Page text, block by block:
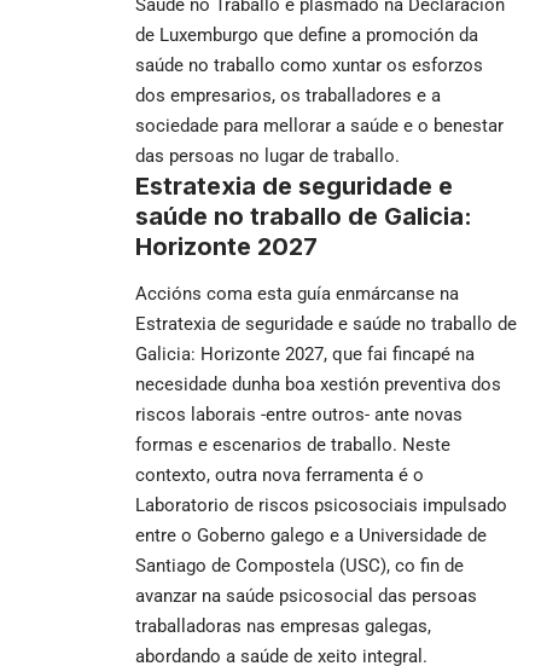
de Luxemburgo que define a promoción da
saúde no traballo como xuntar os esforzos
dos empresarios, os traballadores e a
sociedade para mellorar a saúde e o benestar
das persoas no lugar de traballo.
Estratexia de seguridade e
saúde no traballo de Galicia:
Horizonte 2027
Accións coma esta guía enmárcanse na
Estratexia de seguridade e saúde no traballo de
Galicia: Horizonte 2027, que fai fincapé na
necesidade dunha boa xestión preventiva dos
riscos laborais -entre outros- ante novas
formas e escenarios de traballo. Neste
contexto, outra nova ferramenta é o
Laboratorio de riscos psicosociais impulsado
entre o Goberno galego e a Universidade de
Santiago de Compostela (USC), co fin de
avanzar na saúde psicosocial das persoas
traballadoras nas empresas galegas,
abordando a saúde de xeito integral.